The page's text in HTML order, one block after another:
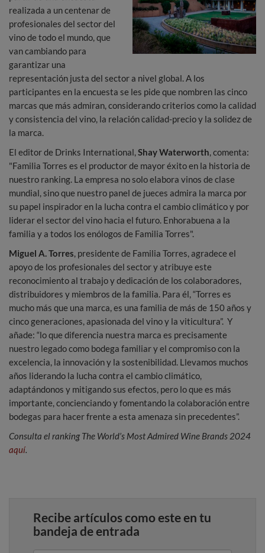
realizada a un centenar de
profesionales del sector del
vino de todo el mundo, que
van cambiando para
garantizar una
representación justa del sector a nivel global. A los
participantes en la encuesta se les pide que nombren las cinco
marcas que más admiran, considerando criterios como la calidad
y consistencia del vino, la relación calidad-precio y la solidez de
la marca.
El editor de Drinks International,Shay Waterworth, comenta:
"Familia Torres es el productor de mayor éxito en la historia de
nuestro ranking. La empresa no solo elabora vinos de clase
mundial, sino que nuestro panel de jueces admira la marca por
su papel inspirador en la lucha contra el cambio climático y por
liderar el sector del vino hacia el futuro. Enhorabuena a la
familia y a todos los enólogos de Familia Torres".
Miguel A. Torres, presidente de Familia Torres, agradece el
apoyo de los profesionales del sector y atribuye este
reconocimiento al trabajo y dedicación de los colaboradores,
distribuidores y miembros de la familia. Para él, “Torres es
mucho más que una marca, es una familia de más de 150 años y
cinco generaciones, apasionada del vino y la viticultura”. Y
añade: “lo que diferencia nuestra marca es precisamente
nuestro legado como bodega familiar y el compromiso con la
excelencia, la innovación y la sostenibilidad. Llevamos muchos
años liderando la lucha contra el cambio climático,
adaptándonos y mitigando sus efectos, pero lo que es más
importante, concienciando y fomentando la colaboración entre
bodegas para hacer frente a esta amenaza sin precedentes”.
Consulta el ranking The World’s Most Admired Wine Brands 2024
aquí.
Recibe artículos como este en tu
bandeja de entrada